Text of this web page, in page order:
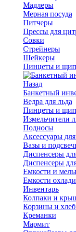
Мадлеры
Мерная посуда
Питчеры
Прессы для
Совки
Стрейнеры
Шейкеры
Пинцеты и
Назад
Банкетный
Ведра для льда
Пинцеты и
Измельчители
Подносы
Аксессуары
Вазы и
Диспенсеры
Диспенсеры
Емкости и
Емкости
Инвентарь
Колпаки и
Корзины и
Креманки
Мармит